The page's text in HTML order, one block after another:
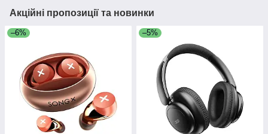
Акційні пропозиції та новинки
–6% –5%